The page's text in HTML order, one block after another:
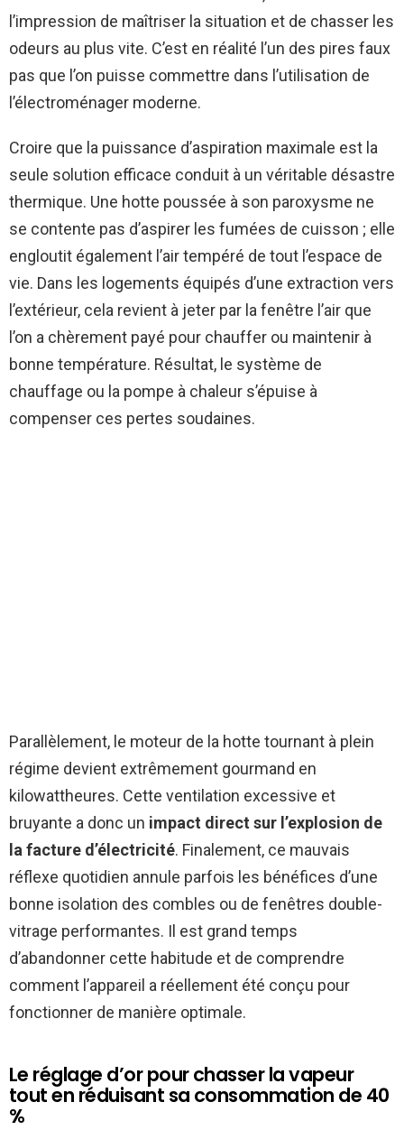
l’impression de maîtriser la situation et de chasser les
odeurs au plus vite. C’est en réalité l’un des pires faux
pas que l’on puisse commettre dans l’utilisation de
l’électroménager moderne.
Croire que la puissance d’aspiration maximale est la
seule solution efficace conduit à un véritable désastre
thermique. Une hotte poussée à son paroxysme ne
se contente pas d’aspirer les fumées de cuisson ; elle
engloutit également l’air tempéré de tout l’espace de
vie. Dans les logements équipés d’une extraction vers
l’extérieur, cela revient à jeter par la fenêtre l’air que
l’on a chèrement payé pour chauffer ou maintenir à
bonne température. Résultat, le système de
chauffage ou la pompe à chaleur s’épuise à
compenser ces pertes soudaines.
Parallèlement, le moteur de la hotte tournant à plein
régime devient extrêmement gourmand en
kilowattheures. Cette ventilation excessive et
bruyante a donc un impact direct sur l’explosion de
la facture d’électricité. Finalement, ce mauvais
réflexe quotidien annule parfois les bénéfices d’une
bonne isolation des combles ou de fenêtres double-
vitrage performantes. Il est grand temps
d’abandonner cette habitude et de comprendre
comment l’appareil a réellement été conçu pour
fonctionner de manière optimale.
Le réglage d’or pour chasser la vapeur
tout en réduisant sa consommation de 40
%